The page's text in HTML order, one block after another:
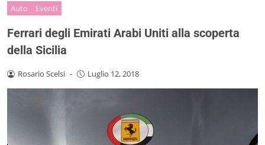
Auto Eventi
Ferrari degli Emirati Arabi Uniti alla scoperta
della Sicilia
Rosario Scelsi - Luglio 12, 2018